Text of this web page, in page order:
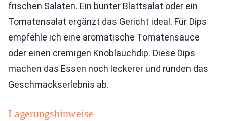
frischen Salaten. Ein bunter Blattsalat oder ein
Tomatensalat ergänzt das Gericht ideal. Für Dips
empfehle ich eine aromatische Tomatensauce
oder einen cremigen Knoblauchdip. Diese Dips
machen das Essen noch leckerer und runden das
Geschmackserlebnis ab.
Lagerungshinweise